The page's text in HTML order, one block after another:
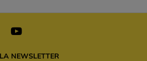
NEWSLETTER